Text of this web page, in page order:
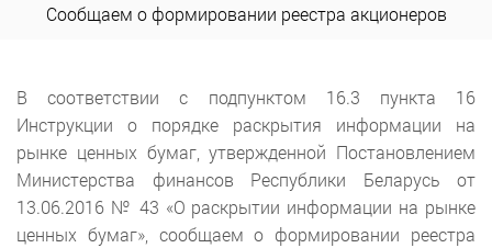
Cообщаем о формировании реестра акционеров
В соответствии с подпунктом 16.3 пункта 16
Инструкции о порядке раскрытия информации на
рынке ценных бумаг, утвержденной Постановлением
Министерства финансов Республики Беларусь от
13.06.2016 № 43 «О раскрытии информации на рынке
ценных бумаг», сообщаем о формировании реестра